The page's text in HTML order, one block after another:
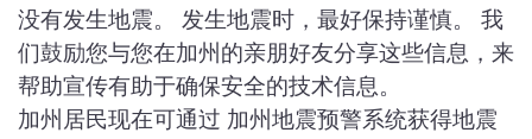
没有发生地震。 发生地震时，最好保持谨慎。 我
们鼓励您与您在加州的亲朋好友分享这些信息，来
帮助宣传有助于确保安全的技术信息。
加州居民现在可通过 加州地震预警系统获得地震